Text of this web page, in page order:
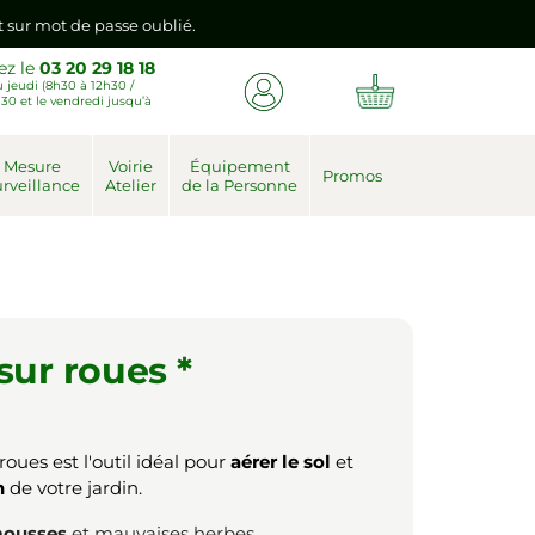
mot de passe oublié.
connexion vers votre nouvel espace client.
sur mot de passe oublié.
le03 20 29 18 18
jeudi (8h30 à 12h30 /
et le vendredi jusqu’à
Mesure
Voirie
Atelier
Équipement
de la Personne
Promos
roues *
est l'outil idéal pour aérer le sol et
de votre jardin.